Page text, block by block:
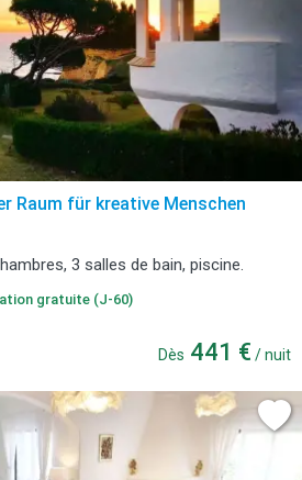
Raum für kreative Menschen
3 salles de bain, piscine.
gratuite (J-60)
Dès 441 € / nuit